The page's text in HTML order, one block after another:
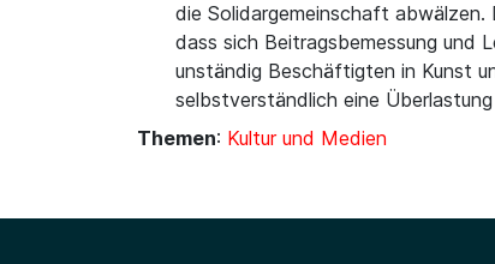
die Solidargemeinschaft
dass sich Beitragsbemessung und
unständig Beschäftigten in Kunst
selbstverständlich eine
Themen: Kultur und Medien